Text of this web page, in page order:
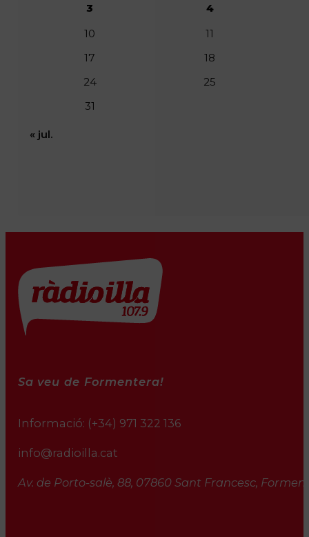
3
4
10
11
17
18
24
25
31
« jul.
Sa veu de Formentera!
Informació: (+34) 971 322 136
info@radioilla.cat
Av. de Porto-salè, 88, 07860 Sant Francesc,